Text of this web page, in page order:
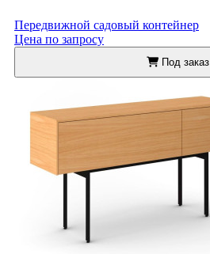
Передвижной садовый контейнер
Цена по запросу
Под заказ